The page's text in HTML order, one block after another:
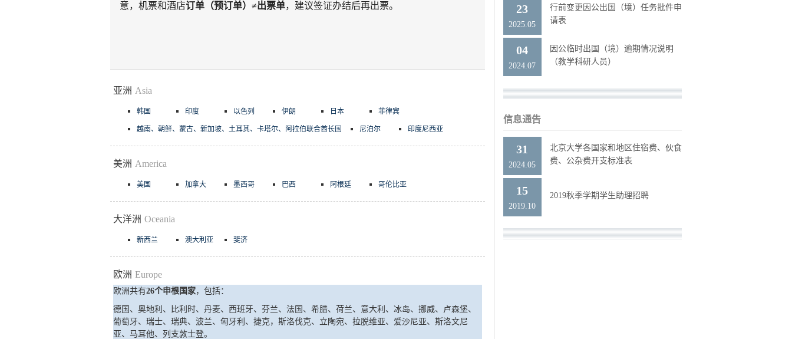
23
2025.05
行前变更因公出国（境）任务批件申
请表
04
2024.07
因公临时出国（境）逾期情况说明
（教学科研人员）
信息通告
31
2024.05
北京大学各国家和地区住宿费、伙食
费、公杂费开支标准表
15
2019.10
2019秋季学期学生助理招聘
意，机票和酒店订单（预订单）≠出票单，建议签证办结后再出票。
亚洲 Asia
韩国 印度 以色列 伊朗 日本 菲律宾
越南、朝鲜、蒙古、新加坡、土耳其、卡塔尔、阿拉伯联合酋长国 尼泊尔 印度尼西亚
美洲 America
美国 加拿大 墨西哥 巴西 阿根廷 哥伦比亚
大洋洲 Oceania
新西兰 澳大利亚 斐济
欧洲 Europe
欧洲共有26个申根国家，包括：
德国、奥地利、比利时、丹麦、西班牙、芬兰、法国、希腊、荷兰、意大利、冰岛、挪威、卢森堡、
葡萄牙、瑞士、瑞典、波兰、匈牙利、捷克，斯洛伐克、立陶宛、拉脱维亚、爱沙尼亚、斯洛文尼
亚、马耳他、列支敦士登。